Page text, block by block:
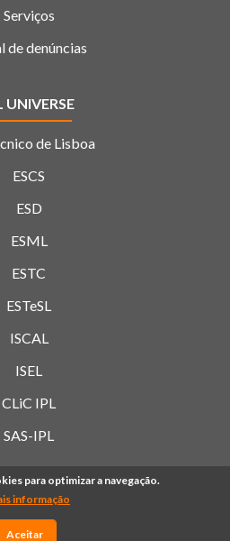
Serviços
de denúncias
UNIVERSE
de Lisboa
ESCS
ESD
ESML
ESTC
ESTeSL
ISCAL
ISEL
CLiC IPL
SAS-IPL
Lisboa 2019-
|Política de Privacidade
para optimizar a navegação.
informação
Aceitar